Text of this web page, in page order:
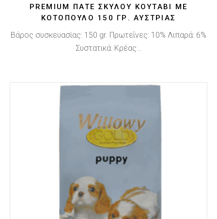
PREMIUM ΠΑΤΈ ΣΚΎΛΟΥ ΚΟΥΤΆΒΙ ΜΕ
ΚΟΤΌΠΟΥΛΟ 150 ΓΡ. ΑΥΣΤΡΊΑΣ
Βάρος συσκευασίας: 150 gr. Πρωτεΐνες: 10% Λιπαρά: 6%
Συστατικά: Κρέας…